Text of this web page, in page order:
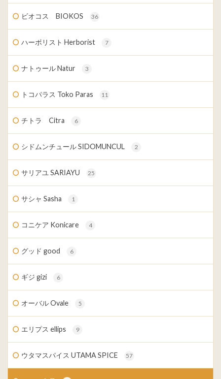
ビオコス BIOKOS 36
ハーボリスト Herborist 7
ナトゥール Natur 3
トコパラス Toko Paras 11
チトラ Citra 6
シドムンチュール SIDOMUNCUL 2
サリアユ SARIAYU 25
サシャ Sasha 1
コニケア Konicare 4
グッド good 6
ギジ gizi 6
オーバル Ovale 5
エリプス ellips 9
ウタマスパイス UTAMA SPICE 57